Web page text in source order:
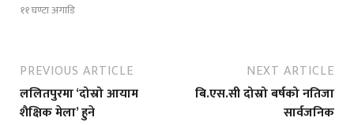
११ घण्टा अगाडि
PREVIOUS ARTICLE
ललितपुरमा ‘दोस्रो आयाम
शैक्षिक मेला’ हुने
NEXT ARTICLE
बि.एस.सी दोस्रो बर्षको नतिजा
सार्वजनिक